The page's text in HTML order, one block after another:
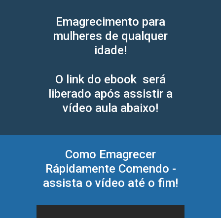
Emagrecimento para
mulheres de qualquer
idade!
O link do ebook será
liberado após assistir a
vídeo aula abaixo!
Como Emagrecer
Rápidamente Comendo -
assista o vídeo até o fim!